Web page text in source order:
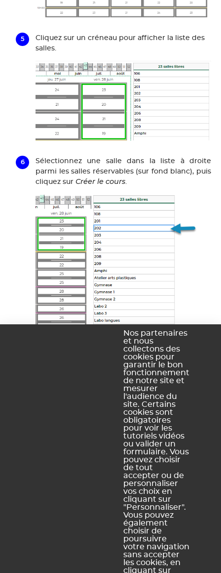
Cliquez sur un créneau pour afficher la liste des
salles.
Sélectionnez une salle dans la liste à droite
parmi les salles réservables (sur fond blanc), puis
cliquez sur Créer le cours
Ce contenu vous a été utile ?
Pas vraiment
https://docs.index-education.com/docs_fr/fr-pronote-
support-fiche-1024-3829-chercher-une-salle-pour-un-
nouveau-cours.php
Vous ne trouvez pas de réponse à votre question ?
Contactez notre assistance
Nos partenaires
et nous
collectons des
cookies pour
garantir le bon
fonctionnement
de notre site et
mesurer
l'audience du
site. Certains
cookies sont
obligatoires
pour voir les
tutoriels vidéos
ou valider un
formulaire. Vous
pouvez choisir
de tout
accepter ou de
personnaliser
vos choix en
cliquant sur
"Personnaliser".
Vous pouvez
également
choisir de
poursuivre
votre navigation
sans accepter
les cookies, en
cliquant sur